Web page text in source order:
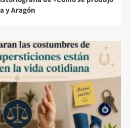
y Aragón